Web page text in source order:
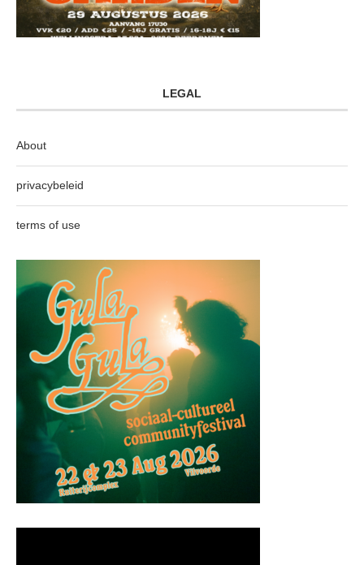
LEGAL
About
privacybeleid
terms of use